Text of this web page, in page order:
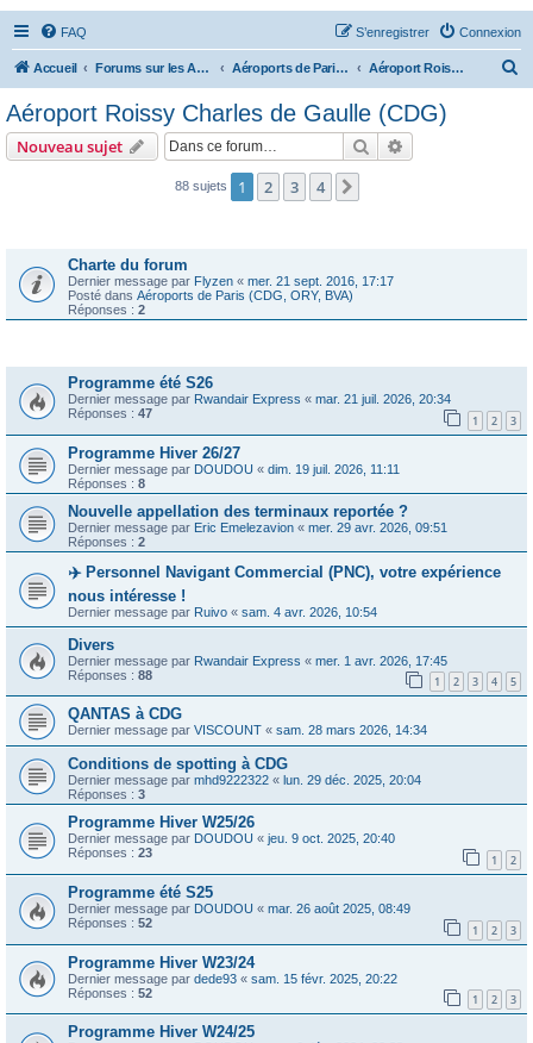
FAQ Connexion
S’enregistrer
Accueil Forums sur les Aéroports Aéroports de Paris (CDG, ORY, BVA) Aéroport Roissy Charles de Gaulle (CDG)
r
Aéroport Roissy Charles de Gaulle (CDG)
Nouveau sujet Rechercher
88 sujets 1 2 3 4
Charte du forum
Dernier message par Flyzen « mer. 21 sept. 2016, 17:17
Posté dans Aéroports de Paris (CDG, ORY, BVA)
Réponses : 2
Programme été S26
Dernier message par Rwandair Express « mar. 21 juil. 2026, 20:34
Réponses : 47 1 2 3
Programme Hiver 26/27
Dernier message par DOUDOU « dim. 19 juil. 2026, 11:11
Réponses : 8
Nouvelle appellation des terminaux reportée ?
Dernier message par Eric Emelezavion « mer. 29 avr. 2026, 09:51
Réponses : 2
✈️ Personnel Navigant Commercial (PNC), votre expérience
nous intéresse !
Dernier message par Ruivo « sam. 4 avr. 2026, 10:54
Divers
Dernier message par Rwandair Express « mer. 1 avr. 2026, 17:45
Réponses : 88 1 2 3 4 5
QANTAS à CDG
Dernier message par VISCOUNT « sam. 28 mars 2026, 14:34
Conditions de spotting à CDG
Dernier message par mhd9222322 « lun. 29 déc. 2025, 20:04
Réponses : 3
Programme Hiver W25/26
Dernier message par DOUDOU « jeu. 9 oct. 2025, 20:40
Réponses : 23 1 2
Programme été S25
Dernier message par DOUDOU « mar. 26 août 2025, 08:49
Réponses : 52 1 2 3
Programme Hiver W23/24
Dernier message par dede93 « sam. 15 févr. 2025, 20:22
Réponses : 52 1 2 3
Programme Hiver W24/25